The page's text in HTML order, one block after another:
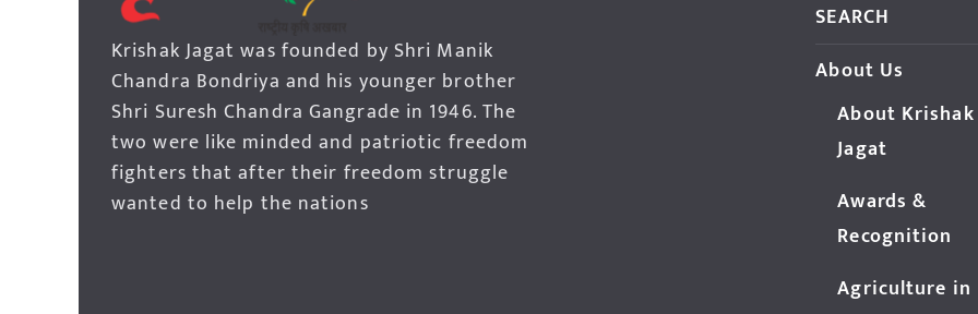
Krishak Jagat was founded by Shri Manik
Chandra Bondriya and his younger brother
Shri Suresh Chandra Gangrade in 1946. The
two were like minded and patriotic freedom
fighters that after their freedom struggle
wanted to help the nations
SEARCH
About Us
About Krishak
Jagat
Awards &
Recognition
Agriculture in